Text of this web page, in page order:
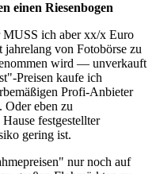
einen Riesenbogen
ich aber xx/x Euro
von Fotobörse zu
wird — unverkauft
Preisen kaufe ich
Profi-Anbieter
Oder eben zu
festgestellter
gering ist.
nur noch auf